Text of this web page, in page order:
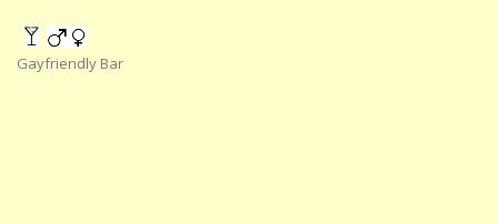
Gayfriendly Bar